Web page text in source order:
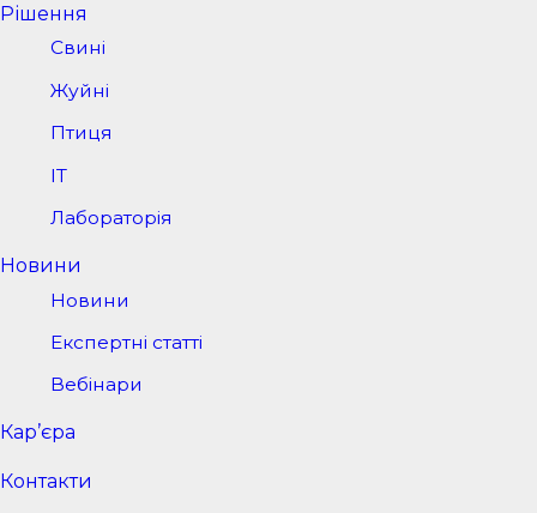
Рішення
Свині
Жуйні
Птиця
IT
Лабораторія
Новини
Новини
Експертні статті
Вебінари
Кар’єра
Контакти